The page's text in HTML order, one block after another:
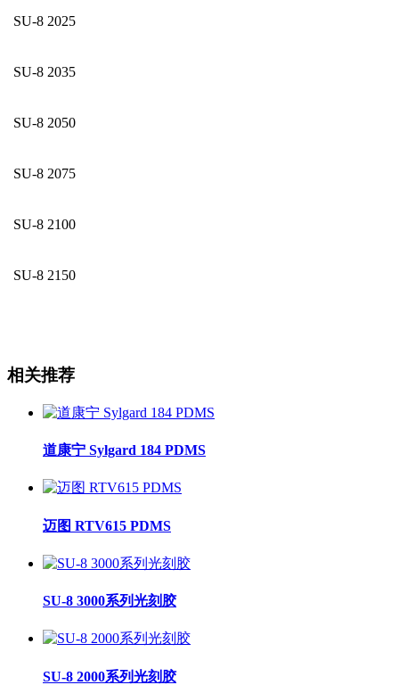
SU-8 2025
SU-8 2035
SU-8 2050
SU-8 2075
SU-8 2100
SU-8 2150
相关推荐
道康宁 Sylgard 184 PDMS
迈图 RTV615 PDMS
SU-8 3000系列光刻胶
SU-8 2000系列光刻胶